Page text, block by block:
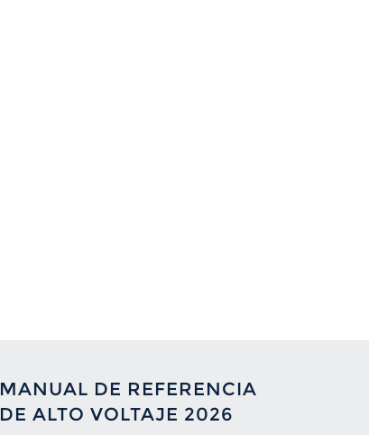
MANUAL DE REFERENCIA
DE ALTO VOLTAJE 2026